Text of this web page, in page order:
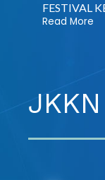
FESTIVAL
Read More